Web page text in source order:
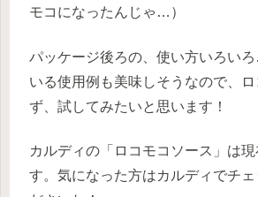
モコになったんじゃ…）
パッケージ後ろの、使い方いろい
いる使用例も美味しそうなので、
ず、試してみたいと思います！
カルディの「ロコモコソース」は
す。気になった方はカルディでチェ